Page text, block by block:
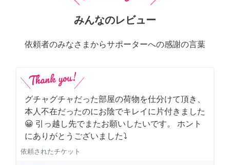
みんなのレビュー
依頼者のみなさまからサポーターへの感謝の言葉
グチャグチャだった部屋の荷物を仕分けて頂き、
本人不在だったのにお陰でキレイに片付きました
😀 引っ越し先でまたお願いしたいです。 ホント
にありがとうございました⤵
依頼されたチケット